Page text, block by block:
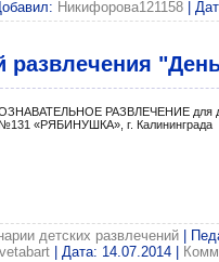
Никифорова121158 |
развлечения
РАЗВЛЕЧЕНИЕ для
«РЯБИНУШКА», г. Калининграда
детских развлечений |
| Дата: 14.07.2014